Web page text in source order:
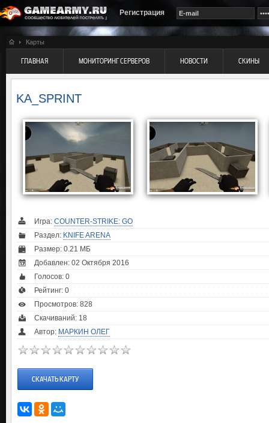
Регистрация
Карты
ГЛАВНАЯ МОНИТОРИНГ СЕРВЕРОВ НОВОСТИ СКИНЫ
KA_SPRINT
Игра: COUNTER-STRIKE: GO
Раздел: KNIFE ARENA
Размер: 0.21 МБ
Добавлен: 02 Октября 2016
Голосов: 0
Рейтинг: 0
Просмотров: 828
Скачиваний: 18
Автор: МАРКИН ОЛЕГ
СКАЧАТЬ КАРТУ